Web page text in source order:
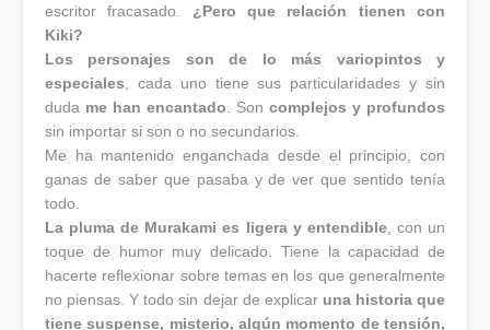
escritor fracasado. ¿Pero que relación tienen con
Kiki?
Los personajes son de lo más variopintos y
especiales , cada uno tiene sus particularidades y sin
duda me han encantado . Son complejos y profundos
sin importar si son o no secundarios.
Me ha mantenido enganchada desde el principio, con
ganas de saber que pasaba y de ver que sentido tenía
todo.
La pluma de Murakami es ligera y entendible, con un
toque de humor muy delicado. Tiene la capacidad de
hacerte reflexionar sobre temas en los que generalmente
no piensas. Y todo sin dejar de explicar una historia que
tiene suspense, misterio, algún momento de tensión,